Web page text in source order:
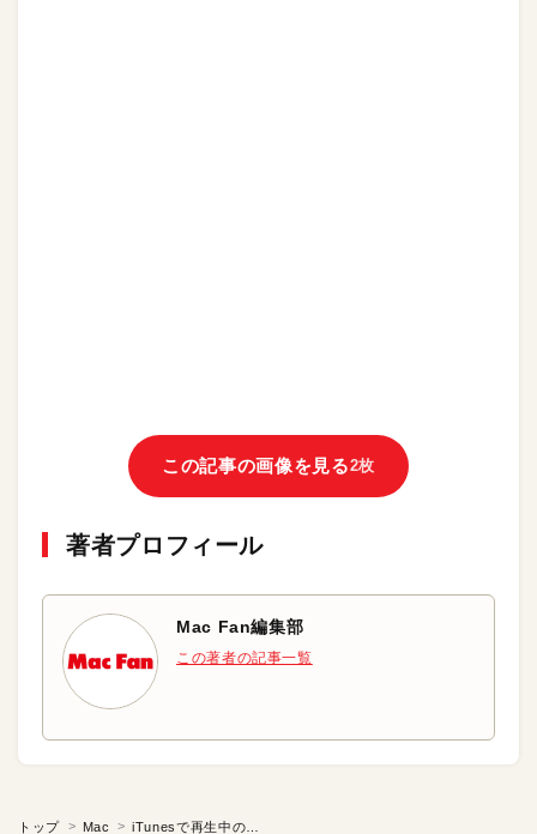
この記事の画像を見る2枚
著者プロフィール
Mac Fan編集部
この著者の記事一覧
トップ Mac